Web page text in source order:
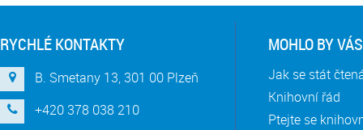
RYCHLÉ KONTAKTY
B. Smetany 13, 301 00 Plzeň
+420 378 038 210
MOHLO BY
Jak se stát
Knihovní řád
Ptejte se